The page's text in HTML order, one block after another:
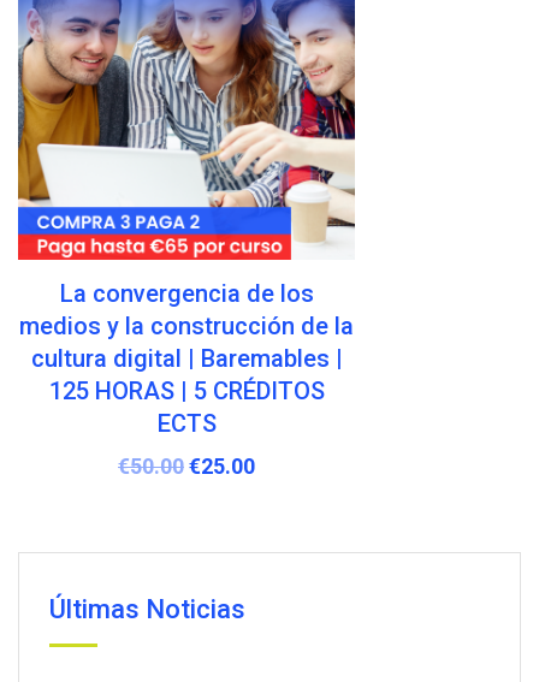
Estereotipos, prejuicios y
discriminación | Baremables |
125 HORAS | 5 CRÉDITOS
ECTS
50.00 € 25.00
Últimas Noticias